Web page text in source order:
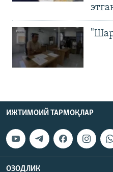
ИЖТИМОИЙ ТАРМОҚЛАР
ОЗОДЛИК